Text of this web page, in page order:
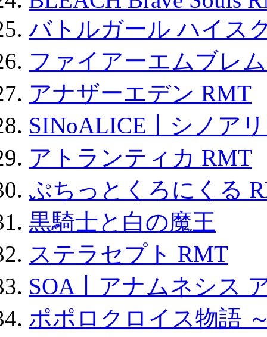
バトルガール ハイス
ファイアーエムブレ
アナザーエデン RMT
SINoALICE丨シノア
アトランティカ RMT
ぷちっとくろにくる
黒騎士と白の魔王
ステラセプト RMT
SOA丨アナムネシス
ポポロクロイス物語